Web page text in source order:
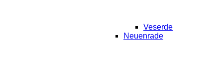
Veserde
Neuenrade